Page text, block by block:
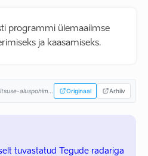
programmi ülemaailmse
ja kaasamiseks.
Originaal Arhiiv
tuvastatud Tegude radariga